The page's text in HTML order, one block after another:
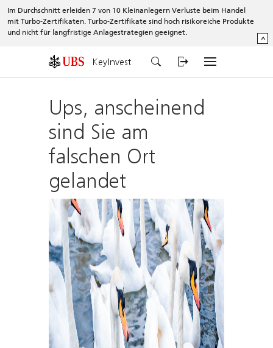
Im Durchschnitt erleiden 7 von 10 Kleinanlegern Verluste beim Handel
mit Turbo-Zertifikaten. Turbo-Zertifikate sind hoch risikoreiche Produkte
und nicht für langfristige Anlagestrategien geeignet.
^
KeyInvest
Ups, anscheinend
sind Sie am
falschen Ort
gelandet